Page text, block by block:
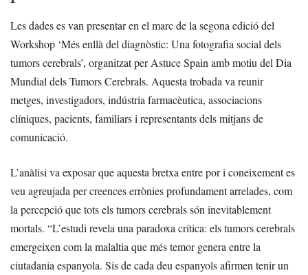
Les dades es van presentar en el marc de la segona edició del
Workshop ‘Més enllà del diagnòstic: Una fotografia social dels
tumors cerebrals’, organitzat per Astuce Spain amb motiu del Dia
Mundial dels Tumors Cerebrals. Aquesta trobada va reunir
metges, investigadors, indústria farmacèutica, associacions
clíniques, pacients, familiars i representants dels mitjans de
comunicació.
L’anàlisi va exposar que aquesta bretxa entre por i coneixement es
veu agreujada per creences errònies profundament arrelades, com
la percepció que tots els tumors cerebrals són inevitablement
mortals. “L’estudi revela una paradoxa crítica: els tumors cerebrals
emergeixen com la malaltia que més temor genera entre la
ciutadania espanyola. Sis de cada deu espanyols afirmen tenir un